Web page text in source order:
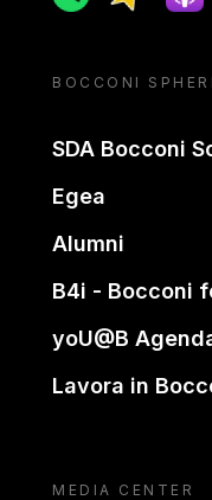
BOCCONI
SDA Bocconi
Egea
Alumni
B4i - Bocconi
yoU@B
Lavora in
MEDIA CENTER